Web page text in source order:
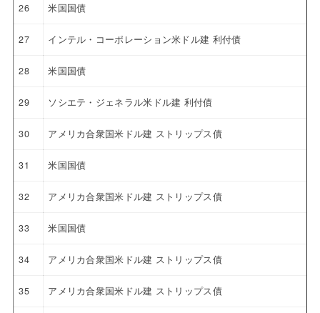
26 米国国債
27 インテル・コーポレーション米ドル建 利付債
28 米国国債
29 ソシエテ・ジェネラル米ドル建 利付債
30 アメリカ合衆国米ドル建 ストリップス債
31 米国国債
32 アメリカ合衆国米ドル建 ストリップス債
33 米国国債
34 アメリカ合衆国米ドル建 ストリップス債
35 アメリカ合衆国米ドル建 ストリップス債